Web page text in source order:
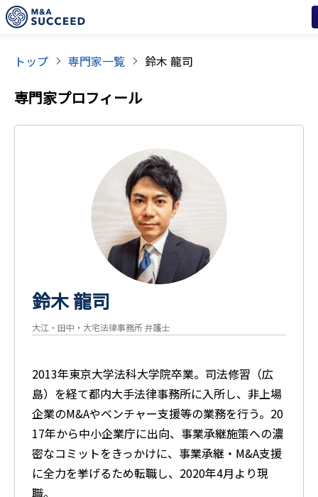
トップ 専門家一覧 鈴木 龍司
専門家プロフィール
鈴木 龍司
大江・田中・大宅法律事務所 弁護士
2013年東京大学法科大学院卒業。司法修習（広
島）を経て都内大手法律事務所に入所し、非上場
企業のM&Aやベンチャー支援等の業務を行う。20
17年から中小企業庁に出向、事業承継施策への濃
密なコミットをきっかけに、事業承継・M&A支援
に全力を挙げるため転職し、2020年4月より現
職。